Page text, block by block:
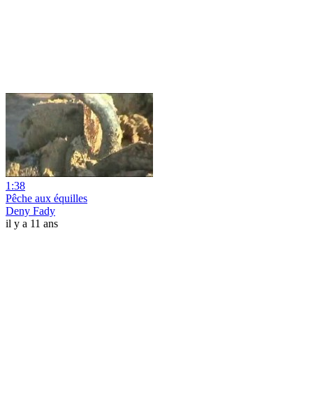
1:38
Pêche aux équilles
Deny Fady
il y a 11 ans